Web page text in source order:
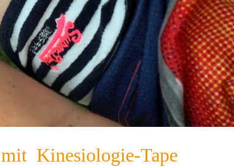
Kinesiologie-Tape